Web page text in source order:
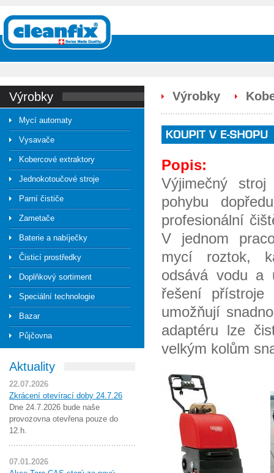
výrobky
Mycí automaty
Vysavače
Kobercové extraktory
Jednokotoučové stroje
Parní čističe
Zametače
Baterie a nabíječky
Čisticí prostředky
Doplňkový sortiment
Speciální technologie
Bazar
Půjčovna
Aktuality
22.07.2026
Zkrácení otevírací doby 24.7.26
Dne 24.7.2026 bude naše
provozovna otevřena pouze do
12.h.
07.01.2026
Výrobky
Popis:
Výjimečný
pohybu
profesionální
V jednom
mycí roztok,
odsává vodu a
řešení přístroje
umožňují
adaptéru lze
velkým kolům